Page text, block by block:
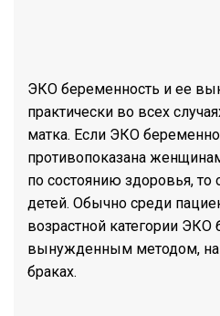
ЭКО беременность и ее
практически во всех
матка. Если ЭКО
противопоказана
по состоянию здоровья, то
детей. Обычно среди
возрастной категории ЭКО
вынужденным методом,
браках.